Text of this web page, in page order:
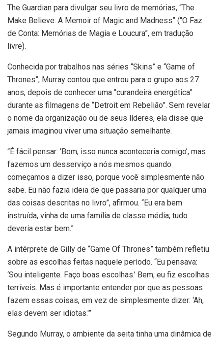
The Guardian para divulgar seu livro de memórias, “The
Make Believe: A Memoir of Magic and Madness” (“O Faz
de Conta: Memórias de Magia e Loucura”, em tradução
livre).
Conhecida por trabalhos nas séries “Skins” e “Game of
Thrones”, Murray contou que entrou para o grupo aos 27
anos, depois de conhecer uma “curandeira energética”
durante as filmagens de “Detroit em Rebelião”. Sem revelar
o nome da organização ou de seus líderes, ela disse que
jamais imaginou viver uma situação semelhante.
“É fácil pensar: ‘Bom, isso nunca aconteceria comigo’, mas
fazemos um desserviço a nós mesmos quando
começamos a dizer isso, porque você simplesmente não
sabe. Eu não fazia ideia de que passaria por qualquer uma
das coisas descritas no livro”, afirmou. “Eu era bem
instruída, vinha de uma família de classe média; tudo
deveria estar bem.”
A intérprete de Gilly de “Game Of Thrones” também refletiu
sobre as escolhas feitas naquele período. “Eu pensava:
‘Sou inteligente. Faço boas escolhas.’ Bem, eu fiz escolhas
terríveis. Mas é importante entender por que as pessoas
fazem essas coisas, em vez de simplesmente dizer: ‘Ah,
elas devem ser idiotas.'”
Segundo Murray, o ambiente da seita tinha uma dinâmica de